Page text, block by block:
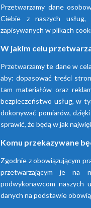
Firma
technice
Przetwarzamy dane
Ciebie z naszych
zapisywanych w plikach
W jakim celu
Przetwarzamy te dane w
aby: dopasować treści
tam materiałów oraz
bezpieczeństwo usług, w
dokonywać pomiarów,
sprawić, że będą w jak
Komu przekazywane
Zgodnie z obowiązującym
przetwarzającym je na
podwykonawcom naszych
danych na podstawie